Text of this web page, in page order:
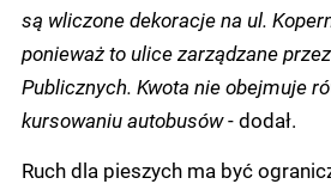
są wliczone dekoracje na ul.
ponieważ to ulice zarządzane
Publicznych. Kwota nie obejmuje
kursowaniu autobusów- dodał.
Ruch dla pieszych ma być